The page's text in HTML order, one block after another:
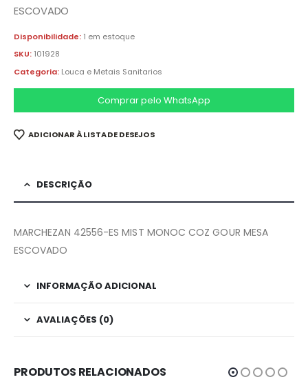
ESCOVADO
Disponibilidade: 1 em estoque
SKU: 101928
Categoria: Louca e Metais Sanitarios
Comprar pelo WhatsApp
ADICIONAR À LISTA DE DESEJOS
DESCRIÇÃO
MARCHEZAN 42556-ES MIST MONOC COZ GOUR MESA
ESCOVADO
INFORMAÇÃO ADICIONAL
AVALIAÇÕES (0)
PRODUTOS RELACIONADOS